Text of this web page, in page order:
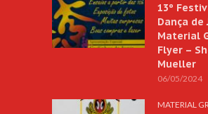
13º
Dança de
Material
Flyer –
Mueller
06/05/2024
MATERIAL